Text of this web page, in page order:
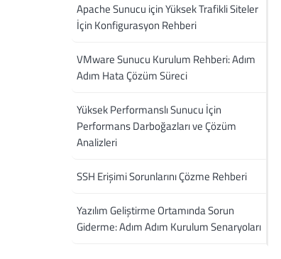
Apache Sunucu için Yüksek Trafikli Siteler
İçin Konfigurasyon Rehberi
VMware Sunucu Kurulum Rehberi: Adım
Adım Hata Çözüm Süreci
Yüksek Performanslı Sunucu İçin
Performans Darboğazları ve Çözüm
Analizleri
SSH Erişimi Sorunlarını Çözme Rehberi
Yazılım Geliştirme Ortamında Sorun
Giderme: Adım Adım Kurulum Senaryoları